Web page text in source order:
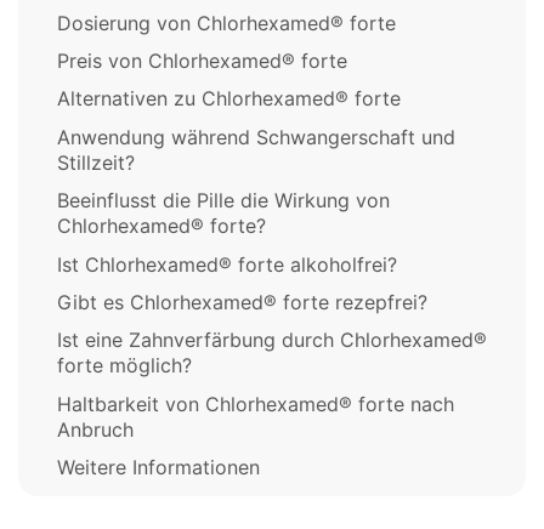
Dosierung von Chlorhexamed® forte
Preis von Chlorhexamed® forte
Alternativen zu Chlorhexamed® forte
Anwendung während Schwangerschaft und
Stillzeit?
Beeinflusst die Pille die Wirkung von
Chlorhexamed® forte?
Ist Chlorhexamed® forte alkoholfrei?
Gibt es Chlorhexamed® forte rezepfrei?
Ist eine Zahnverfärbung durch Chlorhexamed®
forte möglich?
Haltbarkeit von Chlorhexamed® forte nach
Anbruch
Weitere Informationen